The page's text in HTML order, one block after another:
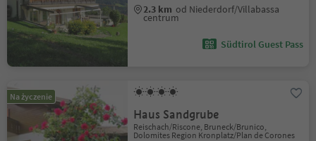
2.3 km od Niederdorf/Villabassa
centrum
Südtirol Guest Pass
Na życzenie
Haus Sandgrube
Reischach/Riscone, Bruneck/Brunico,
Dolomites Region Kronplatz/Plan de Corones